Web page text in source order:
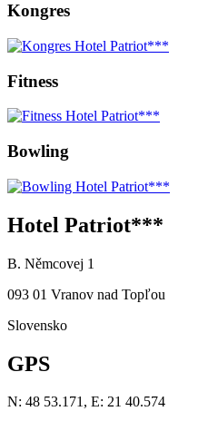
Kongres
Fitness
Bowling
Hotel Patriot***
B. Němcovej 1
093 01 Vranov nad Topľou
Slovensko
GPS
N: 48 53.171, E: 21 40.574